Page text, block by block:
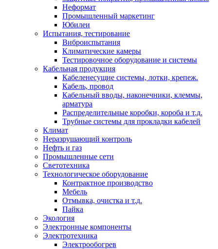
Неформат
Промышленный маркетинг
Юбилеи
Испытания, тестирование
Виброиспытания
Климатические камеры
Тестировочное оборудование и системы
Кабельная продукция
Кабеленесущие системы, лотки, крепеж.
Кабель, провод
Кабельный вводы, наконечники, клеммы,
арматура
Распределительные коробки, короба и т.д.
Трубные системы для прокладки кабелей
Климат
Неразрушающий контроль
Нефть и газ
Промышленные сети
Светотехника
Технологическое оборудование
Контрактное производство
Мебель
Отмывка, очистка и т.д.
Пайка
Экология
Электронные компоненты
Электротехника
Электрообогрев